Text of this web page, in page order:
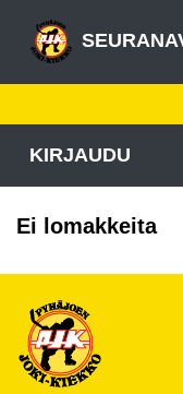
KIRJAUDU
Ei lomakkeita